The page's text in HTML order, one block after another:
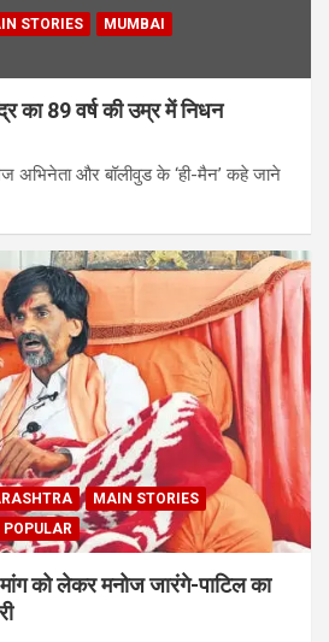
STORIES
MUMBAI
का 89 वर्ष की उम्र में निधन
अभिनेता और बॉलीवुड के ‘ही-मैन’ कहे जाने
MAIN STORIES
POPULAR
को लेकर मनोज जारंगे-पाटिल का